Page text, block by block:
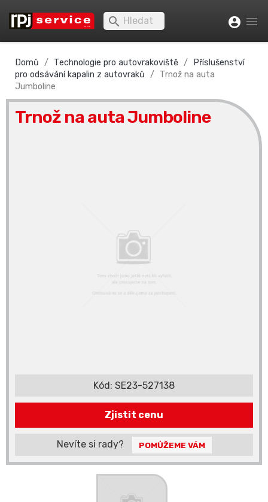
 account_circle 
Domů Technologie pro autovrakoviště
Příslušenství
pro odsávání kapalin z autovraků
Trnož na auta
Jumboline
Trnož na auta Jumboline
Kód: SE23-527138
Zjistit cenu
Nevíte si rady? POMŮŽEME VÁM